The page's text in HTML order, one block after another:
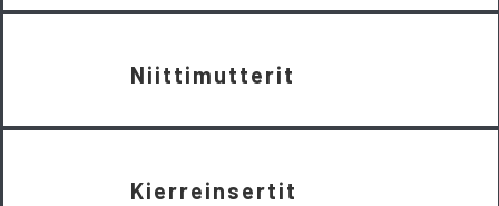
Niittimutterit
Kierreinsertit